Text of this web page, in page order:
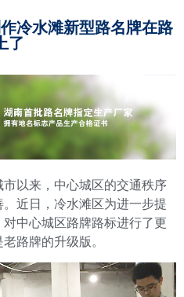
冷水滩新型路名牌在路
了
以来，中心城区的交通秩序
近日，冷水滩区为进一步提
中心城区路牌路标进行了更
老路牌的升级版。